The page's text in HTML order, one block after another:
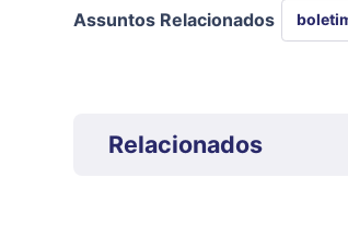
Assuntos Relacionados
Relacionados